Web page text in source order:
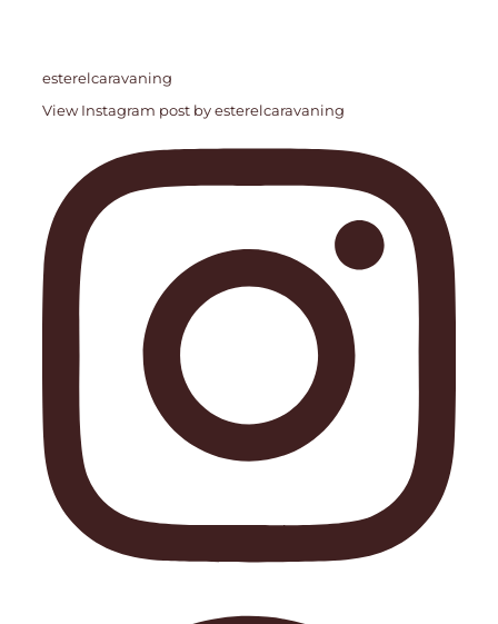
esterelcaravaning
View Instagram post by esterelcaravaning